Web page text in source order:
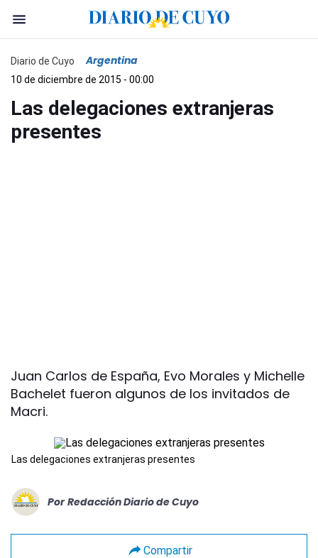
Diario de Cuyo Argentina
10 de diciembre de 2015 - 00:00
Las delegaciones extranjeras
presentes
Juan Carlos de España, Evo Morales y Michelle
Bachelet fueron algunos de los invitados de
Macri.
Las delegaciones extranjeras presentes
Por Redacción Diario de Cuyo
Compartir